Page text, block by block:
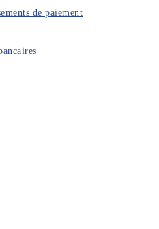
de paiement